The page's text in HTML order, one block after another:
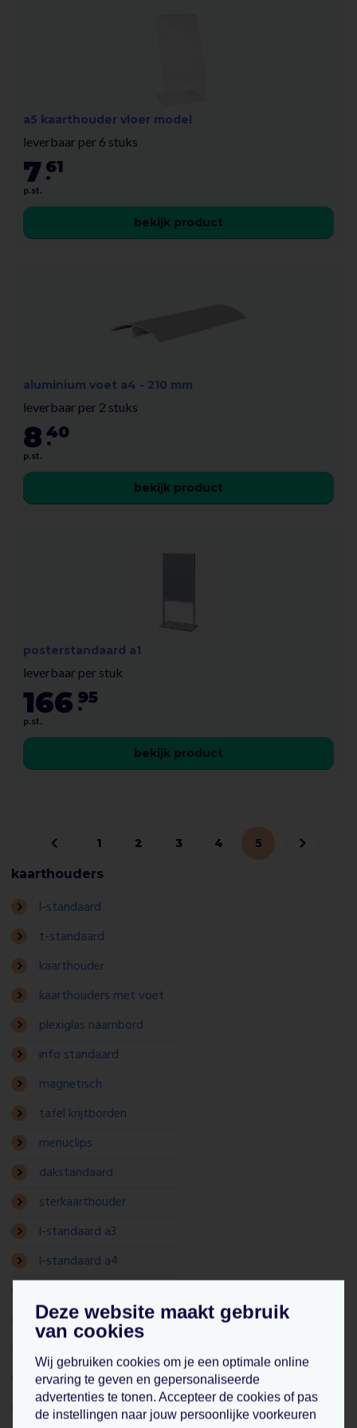
kaarthouders
l-standaard
t-standaard
kaarthouder
kaarthouders met voet
plexiglas naambord
info standaard
magnetisch
tafel krijtborden
menuclips
dakstandaard
sterkaarthouder
l-standaard a3
l-standaard a4
kaarthouder a3
kaarthouder a5
kaarthouder a6
a5 kaarthouder vloer model
leverbaar per 6 stuks
7 .
61
p.st.
bekijk product
aluminium voet a4 - 210 mm
leverbaar per 2 stuks
8 .
40
p.st.
bekijk product
posterstandaard a1
leverbaar per stuk
166 .
95
p.st.
bekijk product
1 2 3 4 5
Deze website maakt gebruik
van cookies
Wij gebruiken cookies om je een optimale online
ervaring te geven en gepersonaliseerde
advertenties te tonen. Accepteer de cookies of pas
de instellingen naar jouw persoonlijke voorkeuren